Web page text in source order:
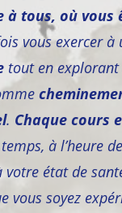
à tous, où vous
vous exercer à
tout en explorant
. Chaque cours
à l’heure
votre état de
vous soyez